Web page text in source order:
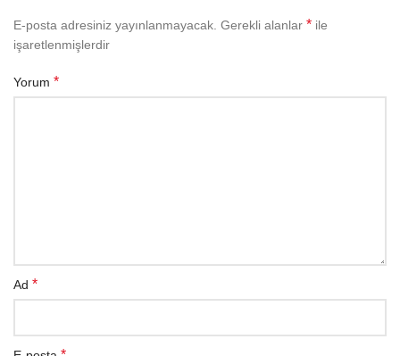
E-posta adresiniz yayınlanmayacak. Gerekli alanlar * ile
işaretlenmişlerdir
Yorum *
Ad *